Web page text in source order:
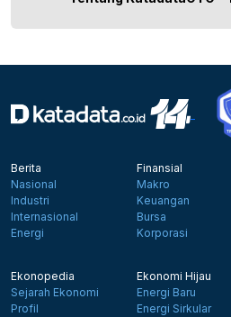
Berita
Nasional
Industri
Internasional
Energi
Finansial
Makro
Keuangan
Bursa
Korporasi
Ekonopedia
Sejarah Ekonomi
Profil
Ekonomi Hijau
Energi Baru
Energi Sirkular